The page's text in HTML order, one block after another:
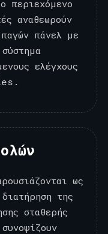
περιεχόμενο
αναθεωρούν
πάνελ με
ελέγχους
ως
της
σταθερής